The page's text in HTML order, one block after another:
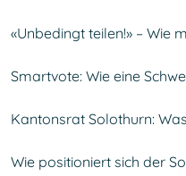
«Unbedingt teilen!» – Wie
Smartvote: Wie eine
Kantonsrat Solothurn:
Wie positioniert sich der